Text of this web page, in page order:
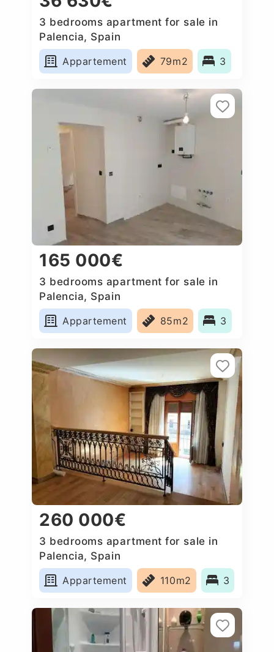
3 bedrooms apartment for sale in
Palencia, Spain
Appartement
79m2 3
165 000€
3 bedrooms apartment for sale in
Palencia, Spain
Appartement
85m2 3
260 000€
3 bedrooms apartment for sale in
Palencia, Spain
Appartement
110m2 3